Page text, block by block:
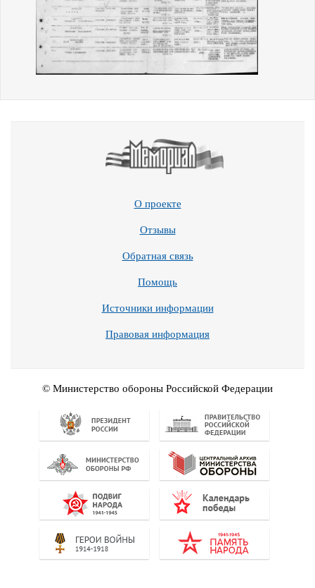
О проекте
Отзывы
Обратная связь
Помощь
Источники информации
Правовая информация
© Министерство обороны Российской Федерации